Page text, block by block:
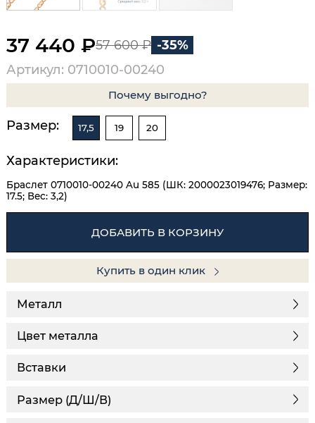
37 440 ₽57 600 ₽ -35%
Артикул: 0710010-00240
Почему выгодно?
Размер: 17,5 19 20
Характеристики:
Браслет 0710010-00240 Au 585 (ШК: 2000023019476; Размер:
17.5; Вес: 3,2)
ДОБАВИТЬ В КОРЗИНУ
Купить в один клик
Металл
Цвет металла
Вставки
Размер (Д/Ш/В)